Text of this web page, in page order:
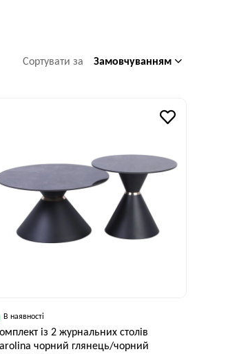
Сортувати за Замовчуванням
В наявності
із 2 журнальних столів
чорний глянець/чорний